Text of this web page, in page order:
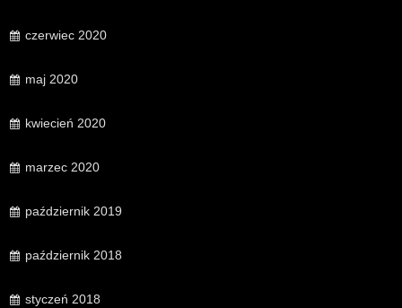
czerwiec 2020
maj 2020
kwiecień 2020
marzec 2020
październik 2019
październik 2018
styczeń 2018